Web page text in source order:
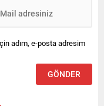
adım, e-posta adresim